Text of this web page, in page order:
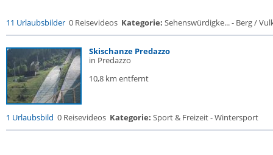
11 Urlaubsbilder 0 Reisevideos Kategorie: Sehenswürdigke... - Berg /
Skischanze Predazzo
in Predazzo
10,8 km entfernt
1 Urlaubsbild 0 Reisevideos Kategorie: Sport & Freizeit - Wintersport